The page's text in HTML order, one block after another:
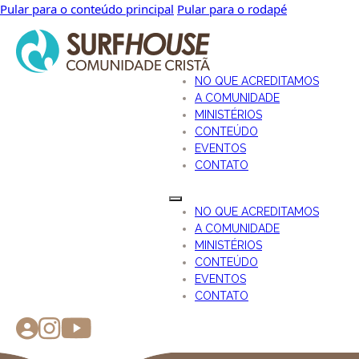
Pular para o conteúdo principal Pular para o rodapé
NO QUE ACREDITAMOS
A COMUNIDADE
MINISTÉRIOS
CONTEÚDO
EVENTOS
CONTATO
NO QUE ACREDITAMOS
A COMUNIDADE
MINISTÉRIOS
CONTEÚDO
EVENTOS
CONTATO